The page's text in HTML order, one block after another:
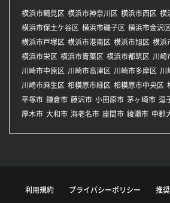
横浜市鶴見区 横浜市神奈川区 横浜市西区 横
横浜市保土ケ谷区 横浜市磯子区 横浜市金沢区
横浜市戸塚区 横浜市港南区 横浜市旭区 横浜
横浜市栄区 横浜市青葉区 横浜市都筑区 川崎
川崎市中原区 川崎市高津区 川崎市多摩区 川
川崎市麻生区 相模原市緑区 相模原市中央区
平塚市 鎌倉市 藤沢市 小田原市 茅ヶ崎市 逗
厚木市 大和市 海老名市 座間市 綾瀬市 中郡
利用規約 プライバシーポリシー 推